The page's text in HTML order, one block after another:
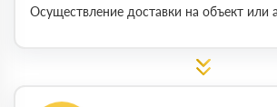
Осуществление доставки на объект или